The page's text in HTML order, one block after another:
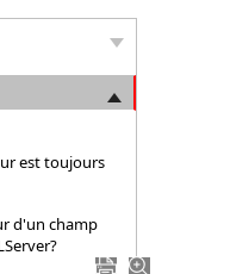
est toujours
d'un champ